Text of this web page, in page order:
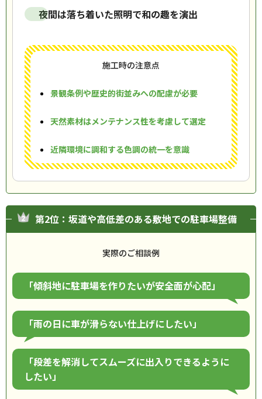
夜間は落ち着いた照明で和の趣を演出
施工時の注意点
景観条例や歴史的街並みへの配慮が必要
天然素材はメンテナンス性を考慮して選定
近隣環境に調和する色調の統一を意識
第2位：坂道や高低差のある敷地での駐車場整備
実際のご相談例
「傾斜地に駐車場を作りたいが安全面が心配」
「雨の日に車が滑らない仕上げにしたい」
「段差を解消してスムーズに出入りできるように
したい」